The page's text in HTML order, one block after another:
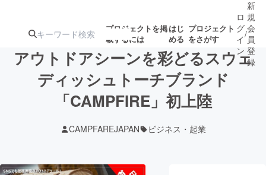
プロジェクトを掲
載するには
はじ
める
プロジェクト
をさがす
注目のリ 注目の新着プロ 募集終了が近いプ
ロ
グ
イ
ン
/
新
規
会
員
登
録
アウトドアシーンを彩どるスウェ
ディッシュトーチブランド
「CAMPFIRE」初上陸
CAMPFAREJAPAN ビジネス・起業